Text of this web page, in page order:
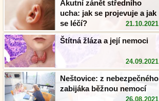
Akutní zánět středního
ucha: jak se projevuje a jak
se léčí?
21.10.2021
Štítná žláza a její nemoci
24.09.2021
Neštovice: z nebezpečného
zabijáka běžnou nemocí
26.08.2021